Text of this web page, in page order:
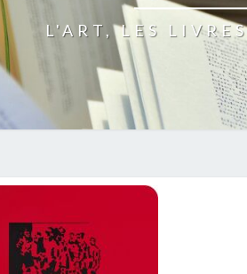
L'ART, LES